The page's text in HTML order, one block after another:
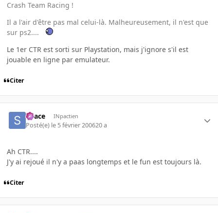
Crash Team Racing !
Il a l'air d'être pas mal celui-là. Malheureusement, il n'est que
sur ps2....
Le 1er CTR est sorti sur Playstation, mais j'ignore s'il est
jouable en ligne par emulateur.
Citer
Space INpactien
Posté(e) le 5 février 200620 a
Ah CTR....
J'y ai rejoué il n'y a paas longtemps et le fun est toujours là.
Citer